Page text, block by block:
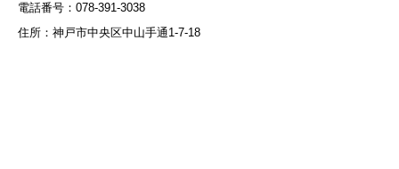
電話番号：078-391-3038
住所：神戸市中央区中山手通1-7-18